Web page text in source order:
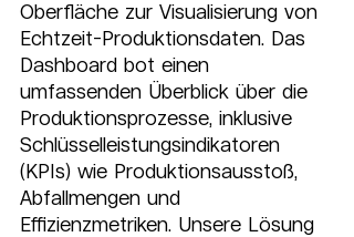
Oberfläche zur Visualisierung von
Echtzeit-Produktionsdaten. Das
Dashboard bot einen
umfassenden Überblick über die
Produktionsprozesse, inklusive
Schlüsselleistungsindikatoren
(KPIs) wie Produktionsausstoß,
Abfallmengen und
Effizienzmetriken. Unsere Lösung